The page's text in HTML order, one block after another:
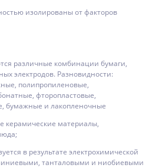
изолированы от факторов
различные комбинации бумаги,
электродов. Разновидности:
полипропиленовые,
фторопластовые,
бумажные и лакопленочные
керамические материалы,
в результате электрохимической
танталовыми и ниобиевыми